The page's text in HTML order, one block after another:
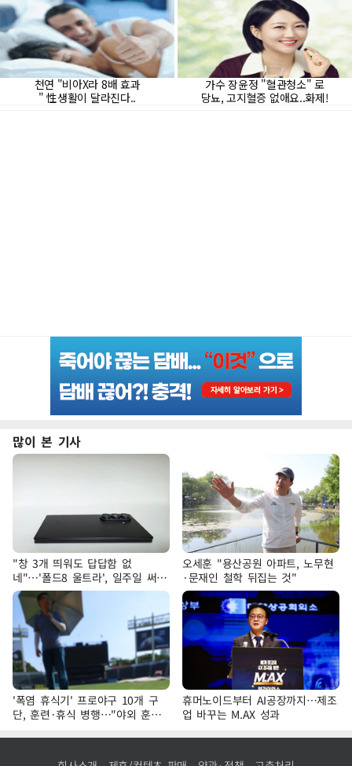
많이 본 기사
"창 3개 띄워도 답답함 없
네"…'폴드8 울트라', 일주일 써보
니
오세훈 "용산공원 아파트, 노무현
·문재인 철학 뒤집는 것"
'폭염 휴식기' 프로야구 10개 구
단, 훈련·휴식 병행…"야외 훈련
해도 안전 최우선"
휴머노이드부터 AI공장까지…제조
업 바꾸는 M.AX 성과